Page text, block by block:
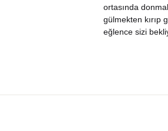
Psikoloji
ortasında
gülmekten kırıp
eğlence sizi